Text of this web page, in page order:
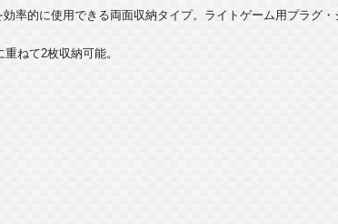
率的に使用できる両面収納タイプ。ライトゲーム用プラグ・
ねて2枚収納可能。